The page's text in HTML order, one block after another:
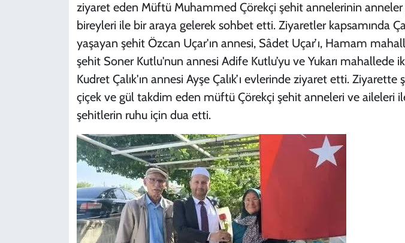
ziyaret eden Müftü Muhammed Çörekçi şehit annelerinin anneler
bireyleri ile bir araya gelerek sohbet etti. Ziyaretler kapsamında
yaşayan şehit Özcan Uçar'ın annesi, Sâdet Uçar’ı, Hamam
şehit Soner Kutlu'nun annesi Adife Kutlu’yu ve Yukarı mahallede
Kudret Çalık'ın annesi Ayşe Çalık’ı evlerinde ziyaret etti.
çiçek ve gül takdim eden müftü Çörekçi şehit anneleri ve aileleri
şehitlerin ruhu için dua etti.